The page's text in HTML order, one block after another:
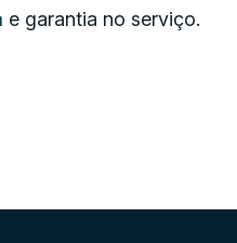
e garantia no serviço.